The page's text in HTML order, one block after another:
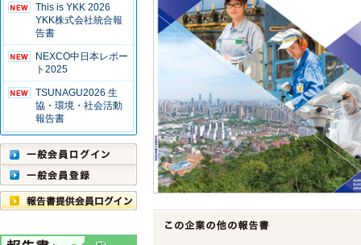
This is YKK 2026
YKK株式会社統合報
告書
NEXCO中日本レポー
ト2025
TSUNAGU2026 生
協・環境・社会活動
報告書